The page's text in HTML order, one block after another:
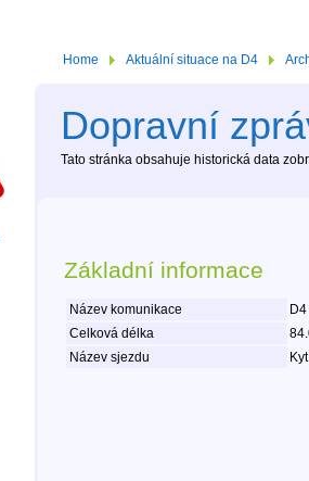
Home Aktuální situace na D4
Dopravní
Tato stránka obsahuje historická data
Základní informace
Název komunikace
Celková délka
Název sjezdu